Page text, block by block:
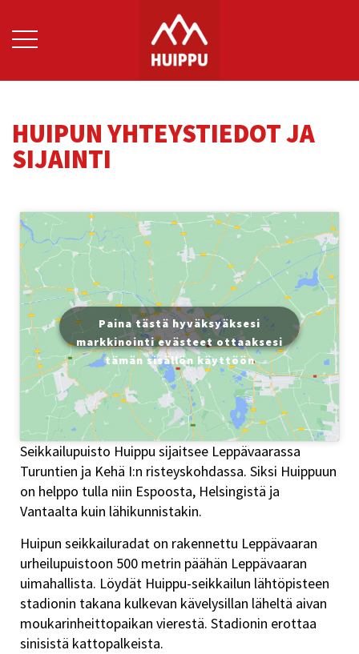
HUIPUN YHTEYSTIEDOT JA
SIJAINTI
Paina tästä hyväksyäksesi
markkinointi evästeet ottaaksesi
tämän sisällön käyttöön
Seikkailupuisto Huippu sijaitsee Leppävaarassa
Turuntien ja Kehä I:n risteyskohdassa. Siksi Huippuun
on helppo tulla niin Espoosta, Helsingistä ja
Vantaalta kuin lähikunnistakin.
Huipun seikkailuradat on rakennettu Leppävaaran
urheilupuistoon 500 metrin päähän Leppävaaran
uimahallista. Löydät Huippu-seikkailun lähtöpisteen
stadionin takana kulkevan kävelysillan läheltä aivan
moukarinheittopaikan vierestä. Stadionin erottaa
sinisistä kattopalkeista.